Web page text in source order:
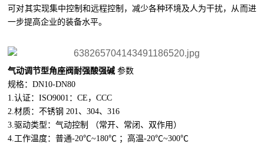
可对其实现集中控制和远程控制，减少各种环境及人为干扰，从而进
一步提高企业的装备水平。
气动调节型角座阀 耐强酸强碱参数
规格：DN10-DN80
1.认证：ISO9001：CE，CCC
2.材质：不锈钢 201、304、316
3.驱动类型：气动控制 （常开、常闭、双作用）
4.工作温度：普通-20℃~180℃ ；高温-20℃~300℃